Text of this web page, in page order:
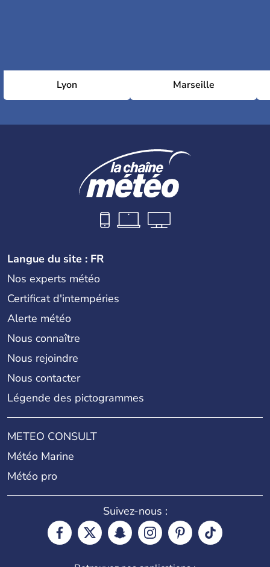
Lyon Marseille
Langue du site : FR
Nos experts météo
Certificat d'intempéries
Alerte météo
Nous connaître
Nous rejoindre
Nous contacter
Légende des pictogrammes
METEO CONSULT
Météo Marine
Météo pro
Suivez-nous :